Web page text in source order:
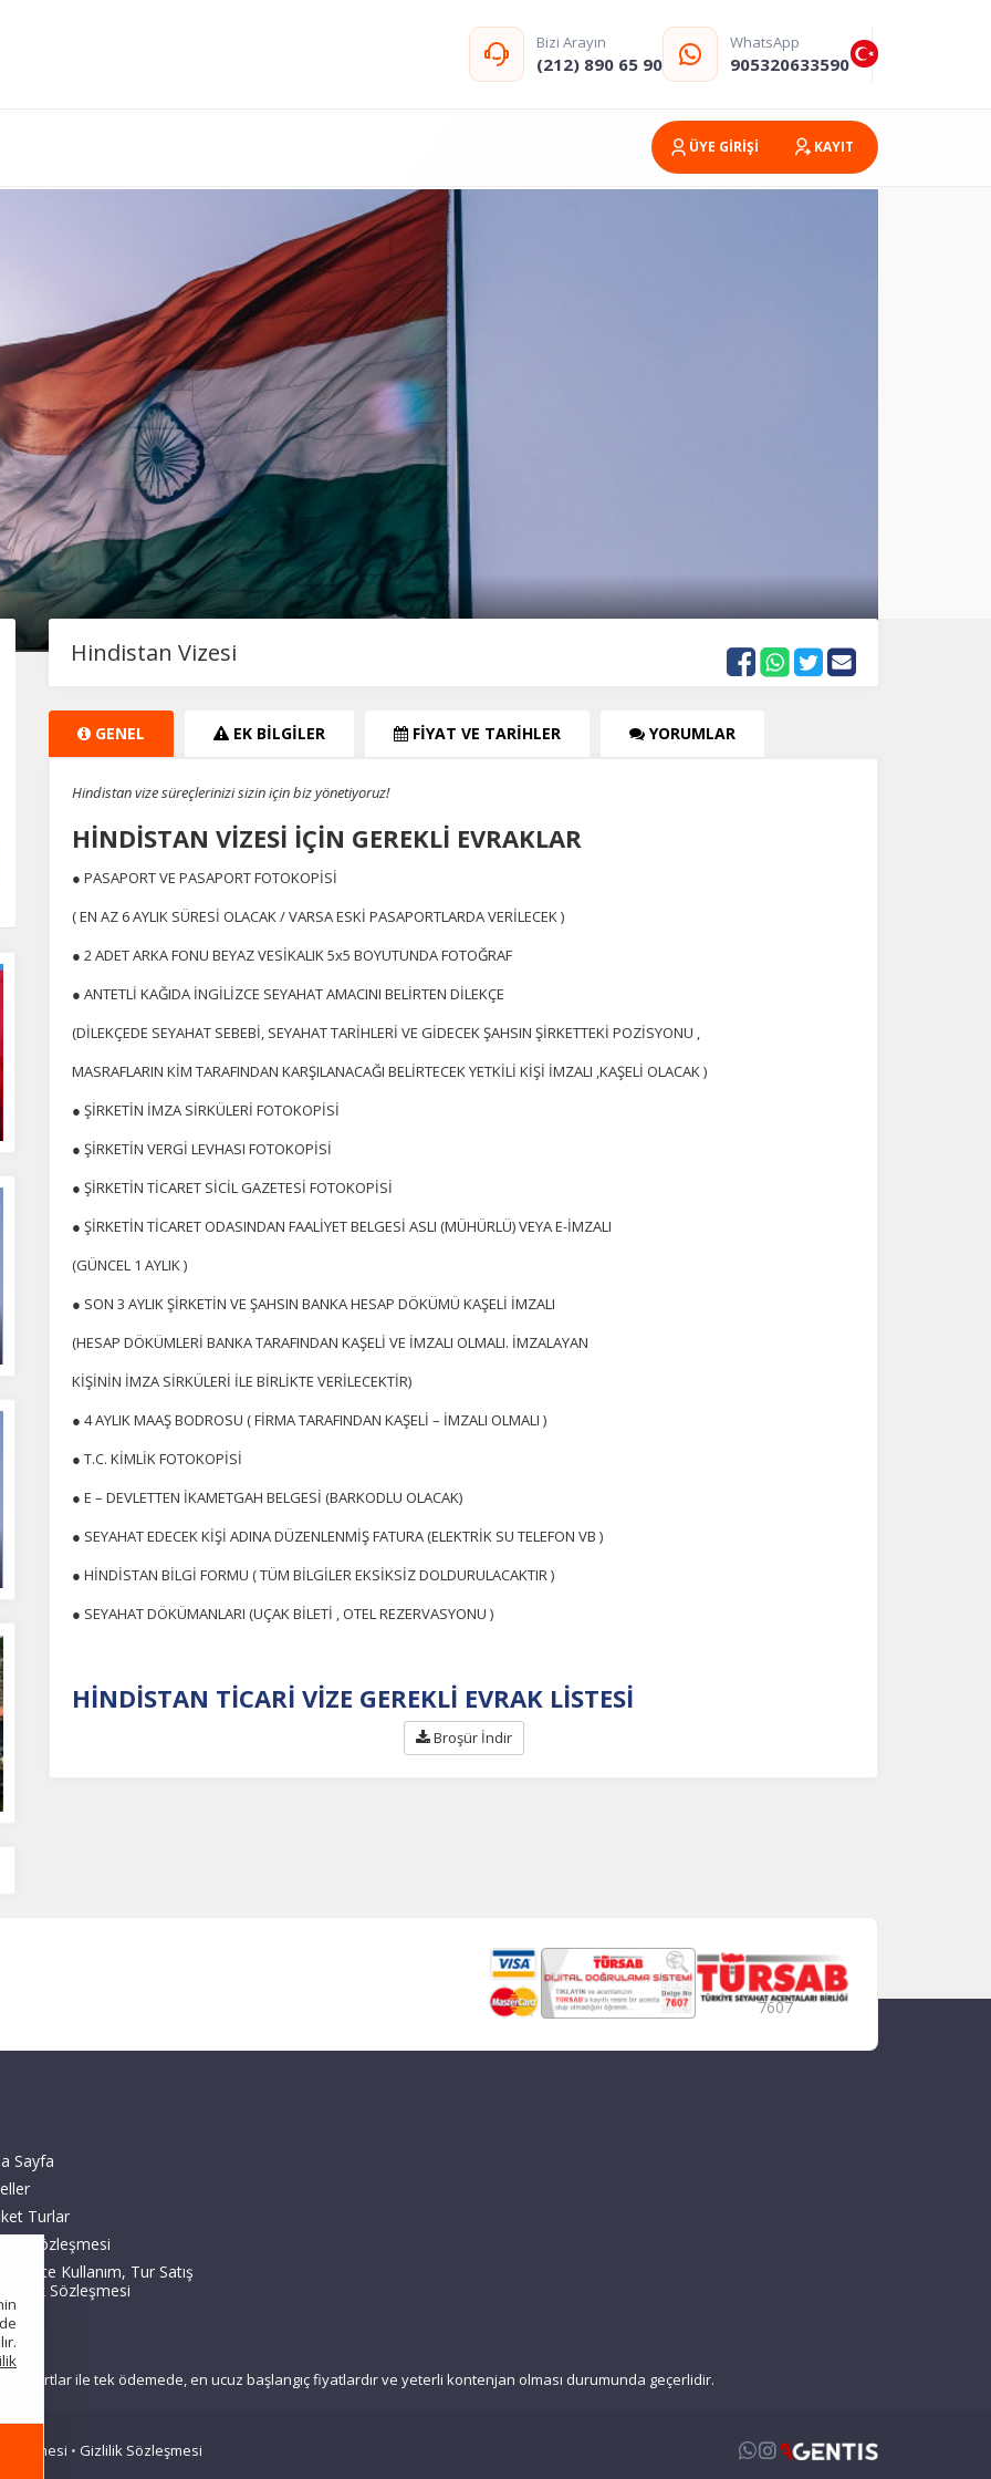
Bizi Arayın
(212) 890 65 90
WhatsApp
905320633590
ÜYE GİRİŞİ KAYIT
tercihlerinizibelirleyin.
daha kişiselleştirilmiş bir web deneyimi sunmak için bazı bilgileri tarayıcınızda
bunları yurt içi ve yurt dışındaki hizmet sağlayıcılarla paylaşabiliriz. Buna
Daha fazla bilgi içinKVKK bilgilendirmemizi,çerez kullanımvegizlilik koşullarını
Çerezler
olmadan site düzgün çalışmaz ve devre dışı bırakılamaz.
Çerezleri
siteyi nasıl kullandığını anonim olarak ölçeriz. Hangi
popüler olduğunu ve kullanıcıların nerede zorluk yaşadığını
yardımcı olur.
Çerezleri
reklamları görmeye devam edersiniz, ancak daha az
Tümünü Kabul Et
Hindistan Vizesi
GENEL EK BİLGİLER FİYAT VE TARİHLER YORUMLAR
Hindistan vize süreçlerinizi sizin için biz yönetiyoruz!
HİNDİSTAN VİZESİ İÇİN GEREKLİ EVRAKLAR
● PASAPORT VE PASAPORT FOTOKOPİSİ
( EN AZ 6 AYLIK SÜRESİ OLACAK / VARSA ESKİ PASAPORTLARDA VERİLECEK )
● 2 ADET ARKA FONU BEYAZ VESİKALIK 5x5 BOYUTUNDA FOTOĞRAF
● ANTETLİ KAĞIDA İNGİLİZCE SEYAHAT AMACINI BELİRTEN DİLEKÇE
(DİLEKÇEDE SEYAHAT SEBEBİ, SEYAHAT TARİHLERİ VE GİDECEK ŞAHSIN ŞİRKETTEKİ POZİSYONU ,
MASRAFLARIN KİM TARAFINDAN KARŞILANACAĞI BELİRTECEK YETKİLİ KİŞİ İMZALI ,KAŞELİ OLACAK )
● ŞİRKETİN İMZA SİRKÜLERİ FOTOKOPİSİ
● ŞİRKETİN VERGİ LEVHASI FOTOKOPİSİ
● ŞİRKETİN TİCARET SİCİL GAZETESİ FOTOKOPİSİ
● ŞİRKETİN TİCARET ODASINDAN FAALİYET BELGESİ ASLI (MÜHÜRLÜ) VEYA E-İMZALI
(GÜNCEL 1 AYLIK )
● SON 3 AYLIK ŞİRKETİN VE ŞAHSIN BANKA HESAP DÖKÜMÜ KAŞELİ İMZALI
(HESAP DÖKÜMLERİ BANKA TARAFINDAN KAŞELİ VE İMZALI OLMALI. İMZALAYAN
KİŞİNİN İMZA SİRKÜLERİ İLE BİRLİKTE VERİLECEKTİR)
● 4 AYLIK MAAŞ BODROSU ( FİRMA TARAFINDAN KAŞELİ – İMZALI OLMALI )
● T.C. KİMLİK FOTOKOPİSİ
● E – DEVLETTEN İKAMETGAH BELGESİ (BARKODLU OLACAK)
● SEYAHAT EDECEK KİŞİ ADINA DÜZENLENMİŞ FATURA (ELEKTRİK SU TELEFON VB )
● HİNDİSTAN BİLGİ FORMU ( TÜM BİLGİLER EKSİKSİZ DOLDURULACAKTIR )
● SEYAHAT DÖKÜMANLARI (UÇAK BİLETİ , OTEL REZERVASYONU )
HİNDİSTAN TİCARİ VİZE GEREKLİ EVRAK LİSTESİ
Broşür İndir
7607
Sayfa
Turlar
Sözleşmesi
Site Kullanım, Tur Satış
Üyelik Sözleşmesi
kartlar ile tek ödemede, en ucuz başlangıç fiyatlardır ve yeterli kontenjan olması durumunda geçerlidir.
• Gizlilik Sözleşmesi